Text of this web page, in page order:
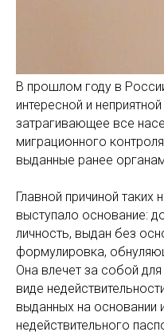
В прошлом году в
интересной и
затрагивающее все
миграционного
выданные ранее
Главной причиной таких
выступало основание:
личность, выдан без
формулировка,
Она влечет за собой
виде
выданных на основании
недействительного